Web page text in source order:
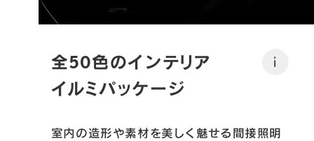
全50色のインテリア
イルミパッケージ
i
室内の造形や素材を美しく魅せる間接照明